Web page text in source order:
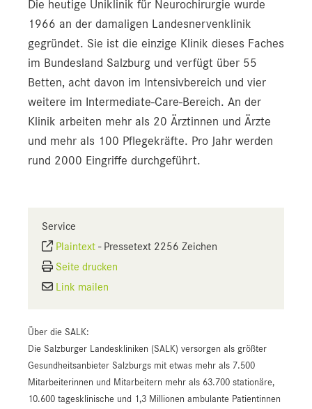
Die heutige Uniklinik für Neurochirurgie wurde
1966 an der damaligen Landesnervenklinik
gegründet. Sie ist die einzige Klinik dieses Faches
im Bundesland Salzburg und verfügt über 55
Betten, acht davon im Intensivbereich und vier
weitere im Intermediate-Care-Bereich. An der
Klinik arbeiten mehr als 20 Ärztinnen und Ärzte
und mehr als 100 Pflegekräfte. Pro Jahr werden
rund 2000 Eingriffe durchgeführt.
Service
Plaintext - Pressetext 2256 Zeichen
Seite drucken
Link mailen
Über die SALK:
Die Salzburger Landeskliniken (SALK) versorgen als größter
Gesundheitsanbieter Salzburgs mit etwas mehr als 7.500
Mitarbeiterinnen und Mitarbeitern mehr als 63.700 stationäre,
10.600 tagesklinische und 1,3 Millionen ambulante Patientinnen